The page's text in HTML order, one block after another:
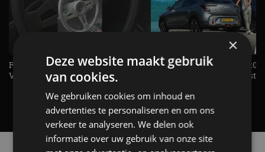
Rijden met de allereerste
Volkswagen Golf GTI!- AutoRAI TV
KIA Stonic Mild-Hybrid
benzine, handbak, het
×
Deze website maakt gebruik
van cookies.
We gebruiken cookies om inhoud en
advertenties te personaliseren en om ons
verkeer te analyseren. We delen ook
informatie over uw gebruik van onze site